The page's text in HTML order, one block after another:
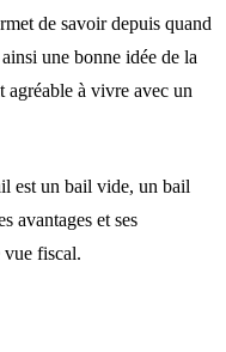
de savoir depuis quand
une bonne idée de la
agréable à vivre avec un
est un bail vide, un bail
avantages et ses
fiscal.